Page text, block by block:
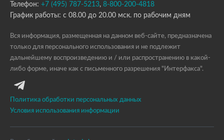
Телефон: +7 (495) 787-5213, 8-800-200-4818
График работы: с 08.00 до 20.00 мск. по рабочим дням
Вся информация, размещенная на данном веб-сайте, предназначена
только для персонального использования и не подлежит
дальнейшему воспроизведению и / или распространению в какой-
либо форме, иначе как с письменного разрешения "Интерфакса".
Политика обработки персональных данных
Условия использования информации